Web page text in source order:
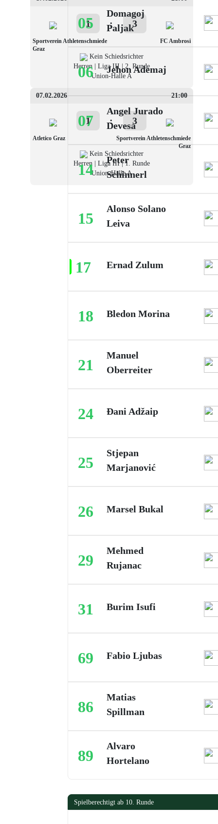
1 : 3
Sportverein Athletenschmiede
Graz
FC Ambrosi
Kein Schiedsrichter
Herren | Liga III | 2. Runde
Union-Halle A
07.02.2026 21:00
1 : 3
Atletico Graz
Sportverein Athletenschmiede
Graz
Kein Schiedsrichter
Herren | Liga III | 1. Runde
Union-Halle A
05
Domagoj
Paljak
06 Jehon Ademaj
07
Angel Jurado
Devesa
14
Peter
Schinnerl
15
Alonso Solano
Leiva
17 Ernad Zulum
18 Bledon Morina
21
Manuel
Oberreiter
24 Đani Adžaip
25
Stjepan
Marjanović
26 Marsel Bukal
29
Mehmed
Rujanac
31 Burim Isufi
69 Fabio Ljubas
86
Matias
Spillman
89
Alvaro
Hortelano
Spielberechtigt ab 10. Runde